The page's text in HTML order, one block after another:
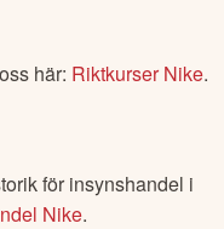
här: RiktkurserNike.
för insynshandel i
Nike.